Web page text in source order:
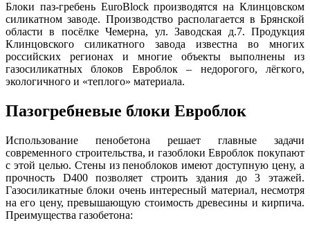
Блоки паз-гребень EuroBlock производятся на Клинцовском
силикатном заводе. Производство располагается в Брянской
области в посёлке Чемерна, ул. Заводская д.7. Продукция
Клинцовского силикатного завода известна во многих
российских регионах и многие объекты выполнены из
газосиликатных блоков Евроблок – недорогого, лёгкого,
экологичного и «теплого» материала.
Пазогребневые блоки Евроблок
Использование пенобетона решает главные задачи
современного строительства, и газоблоки Евроблок покупают
с этой целью. Стены из пеноблоков имеют доступную цену, а
прочность D400 позволяет строить здания до 3 этажей.
Газосиликатные блоки очень интересный материал, несмотря
на его цену, превышающую стоимость древесины и кирпича.
Преимущества газобетона: